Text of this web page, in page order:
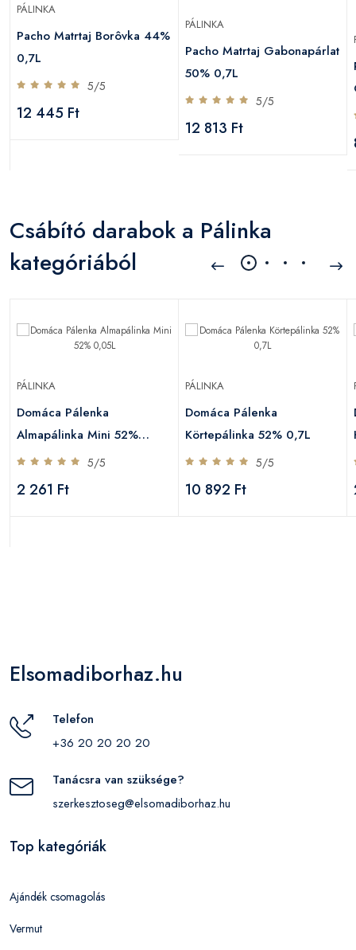
PÁLINKA
Pacho Matrtaj Borôvka 44%
0,7L
5/5
12 445 Ft
PÁLINKA
Pacho Matrtaj Gabonapárlat
50% 0,7L
5/5
12 813 Ft
Csábító darabok a Pálinka
kategóriából
PÁLINKA
Domáca Pálenka
Almapálinka Mini 52%
0,05L
5/5
2 261 Ft
PÁLINKA
Domáca Pálenka
Körtepálinka 52% 0,7L
5/5
10 892 Ft
Elsomadiborhaz.hu
Telefon
+36 20 20 20 20
Tanácsra van szüksége?
szerkesztoseg@elsomadiborhaz.hu
Top kategóriák
Ajándék csomagolás
Vermut